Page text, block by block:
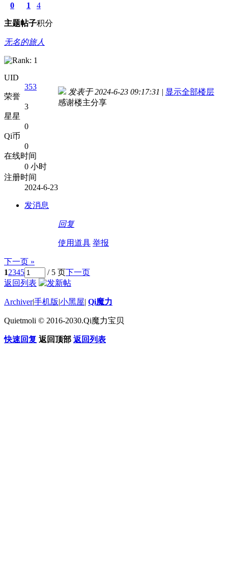
0
主题
1
帖子
4
积分
无名的旅人
UID
353
荣誉
3
星星
0
Qi币
0
在线时间
0 小时
注册时间
2024-6-23
发消息
发表于 2024-6-23 09:17:31 | 显示全部楼层
感谢楼主分享
回复
使用道具 举报
下一页 »
12345 / 5 页下一页
返回列表
Archiver|手机版|小黑屋| Qi魔力
Quietmoli © 2016-2030.Qi魔力宝贝
快速回复 返回顶部 返回列表